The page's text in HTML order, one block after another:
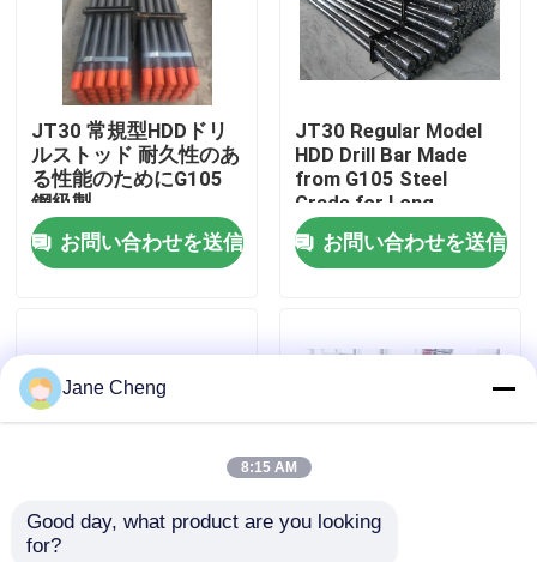
私達について
工場旅行
品質管理
ニュース
引用を要求しなさい
井戸掘削リグ
JT30 常規型HDDドリ
ルストッド 耐久性のあ
る性能のためにG105
鋼級製
お問い合わせを送信
JT30 Regular Model
HDD Drill Bar Made
from G105 Steel
Grade for Long-
Lasting
お問い合わせを送信
D100X120 HDD Drill
Jane Cheng
8:15 AM
Good day, what product are you looking
for?